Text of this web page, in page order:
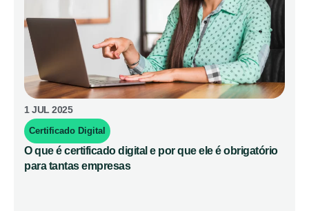
1 JUL 2025
Certificado Digital
O que é certificado digital e por que ele é obrigatório
para tantas empresas